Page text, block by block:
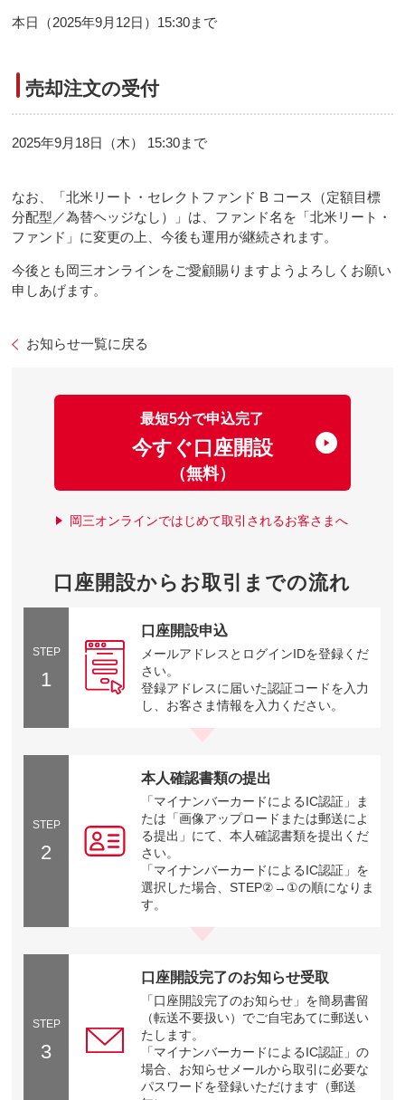
本日（2025年9月12日）15:30まで
売却注文の受付
2025年9月18日（木） 15:30まで
なお、「北米リート・セレクトファンド B コース（定額目標
分配型／為替ヘッジなし）」は、ファンド名を「北米リート・
ファンド」に変更の上、今後も運用が継続されます。
今後とも岡三オンラインをご愛顧賜りますようよろしくお願い
申しあげます。
お知らせ一覧に戻る
最短5分で申込完了
今すぐ口座開設
（無料）
岡三オンラインではじめて取引されるお客さまへ
口座開設からお取引までの流れ
STEP
1
口座開設申込
メールアドレスとログインIDを登録くだ
さい。
登録アドレスに届いた認証コードを入力
し、お客さま情報を入力ください。
STEP
2
本人確認書類の提出
「マイナンバーカードによるIC認証」ま
たは「画像アップロードまたは郵送によ
る提出」にて、本人確認書類を提出くだ
さい。
「マイナンバーカードによるIC認証」を
選択した場合、STEP②→①の順になりま
す。
STEP
3
口座開設完了のお知らせ受取
「口座開設完了のお知らせ」を簡易書留
（転送不要扱い）でご自宅あてに郵送い
たします。
「マイナンバーカードによるIC認証」の
場合、お知らせメールから取引に必要な
パスワードを登録いただけます（郵送